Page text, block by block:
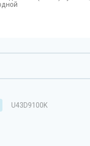
U43D9100K